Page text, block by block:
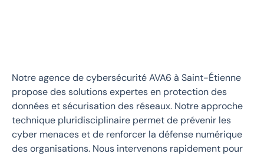
Notre agence de cybersécurité AVA6 à Saint-Étienne
propose des solutions expertes en protection des
données et sécurisation des réseaux. Notre approche
technique pluridisciplinaire permet de prévenir les
cyber menaces et de renforcer la défense numérique
des organisations. Nous intervenons rapidement pour